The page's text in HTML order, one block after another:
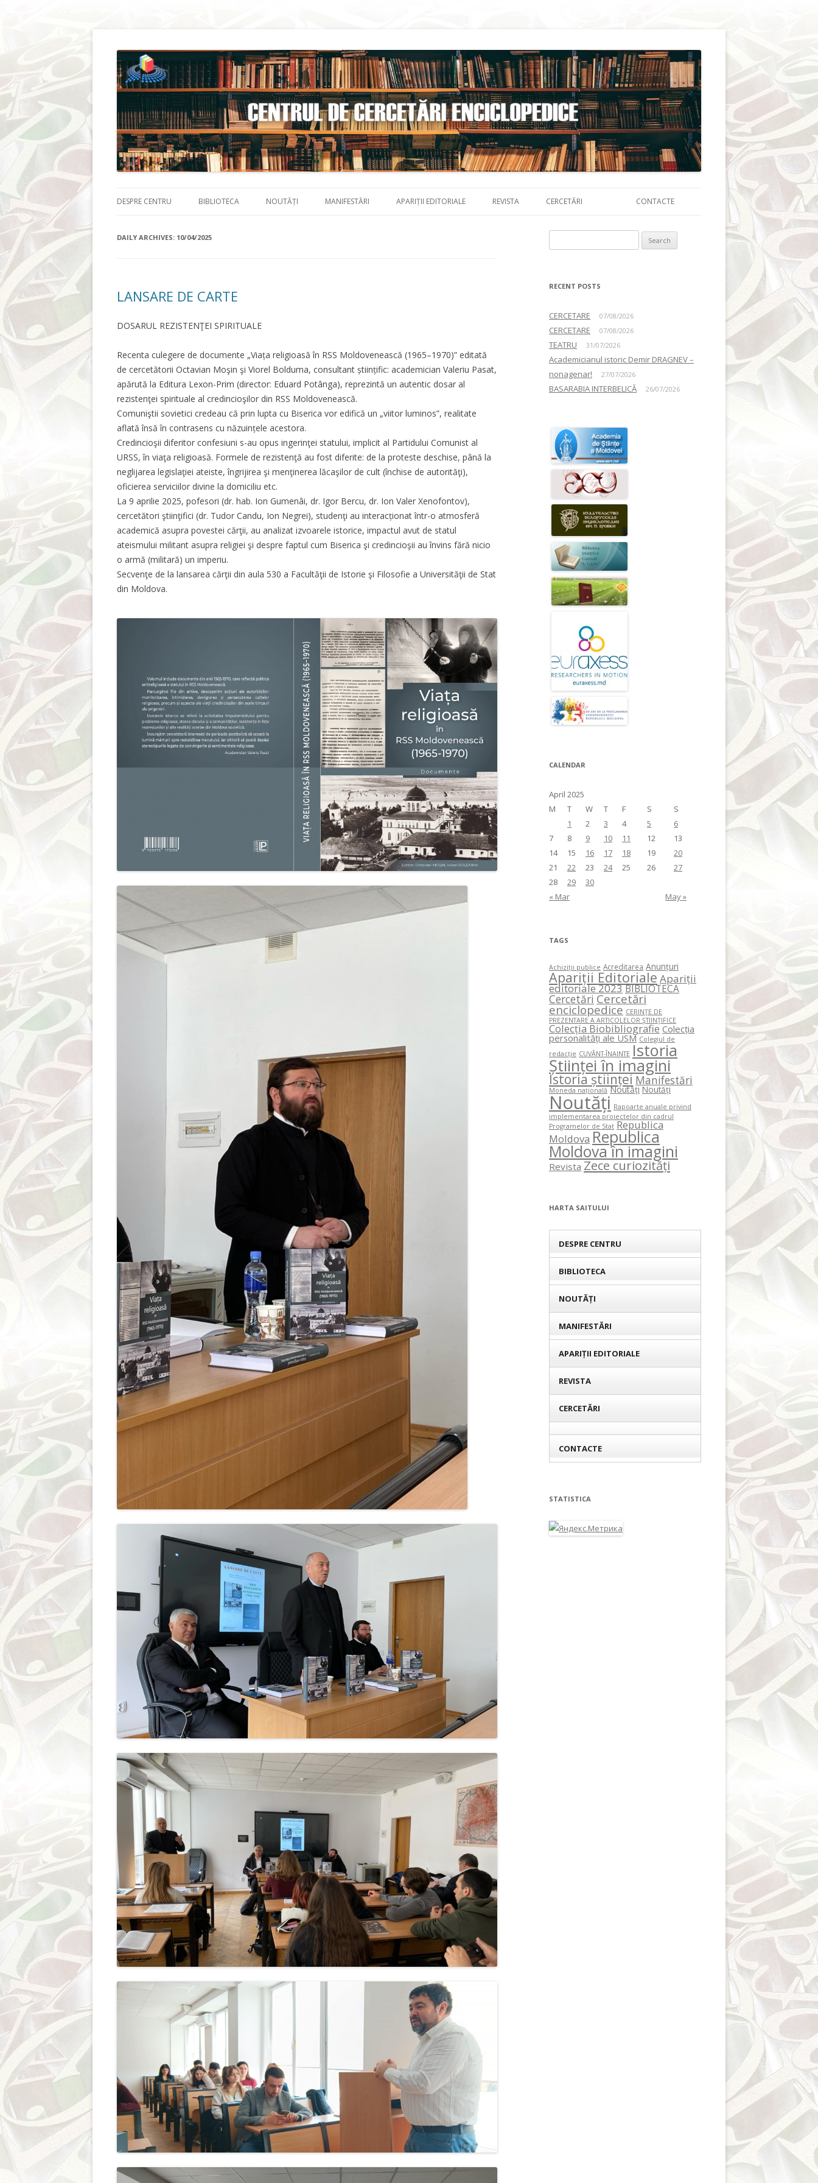
DESPRE CENTRU BIBLIOTECA NOUTĂȚI MANIFESTĂRI APARIȚII EDITORIALE REVISTA CERCETĂRI CONTACTE
DAILY ARCHIVES: 10/04/2025
LANSARE DE CARTE
DOSARUL REZISTENŢEI SPIRITUALE
Recenta culegere de documente „Viața religioasă în RSS Moldovenească (1965–1970)” editată
de cercetătorii Octavian Moşin şi Viorel Bolduma, consultant științific: academician Valeriu Pasat,
apărută la Editura Lexon-Prim (director: Eduard Potânga), reprezintă un autentic dosar al
rezistenţei spirituale al credincioşilor din RSS Moldovenească.
Comuniştii sovietici credeau că prin lupta cu Biserica vor edifică un „viitor luminos”, realitate
aflată însă în contrasens cu năzuințele acestora.
Credincioşii diferitor confesiuni s-au opus ingerinţei statului, implicit al Partidului Comunist al
URSS, în viaţa religioasă. Formele de rezistenţă au fost diferite: de la proteste deschise, până la
neglijarea legislaţiei ateiste, îngrijirea şi menţinerea lăcaşilor de cult (închise de autorităţi),
oficierea serviciilor divine la domiciliu etc.
La 9 aprilie 2025, pofesori (dr. hab. Ion Gumenâi, dr. Igor Bercu, dr. Ion Valer Xenofontov),
cercetători ştiinţifici (dr. Tudor Candu, Ion Negrei), studenţi au interacționat într-o atmosferă
academică asupra povestei cărţii, au analizat izvoarele istorice, impactul avut de statul
ateismului militant asupra religiei şi despre faptul cum Biserica şi credincioşii au învins fără nicio
o armă (militară) un imperiu.
Secvenţe de la lansarea cărţii din aula 530 a Facultăţii de Istorie şi Filosofie a Universităţii de Stat
din Moldova.
RECENT POSTS
CERCETARE 07/08/2026
CERCETARE 07/08/2026
TEATRU 31/07/2026
Academicianul istoric Demir DRAGNEV –
nonagenar!
27/07/2026
BASARABIA INTERBELICĂ 26/07/2026
CALENDAR
April 2025
M
T W T F S S
« Mar May »
1 2 3 4 5
6
7
8 9 10 11 12
13
14
15 16 17 18 19
20
21
22 23 24 25 26
27
28
29 30
TAGS
Achiziții publice Acreditarea Anunțuri
Apariții Editoriale Apariții
editoriale 2023BIBLIOTECA
Cercetări Cercetări
enciclopedice CERINŢE DE
PREZENTARE A ARTICOLELOR ŞTIINŢIFICE
Colecția Biobibliografie Colecția
personalități ale USM Colegiul de
redacție CUVÂNT-ÎNAINTE Istoria
Științei în imagini
Istoria științei Manifestări
Moneda națională Noutăți Noutăți
Noutăți Rapoarte anuale privind
implementarea proiectelor din cadrul
Programelor de Stat Republica
Moldova Republica
Moldova în imagini
Revista Zece curiozități
HARTA SAITULUI
DESPRE CENTRU
BIBLIOTECA
NOUTĂȚI
MANIFESTĂRI
APARIȚII EDITORIALE
REVISTA
CERCETĂRI
CONTACTE
STATISTICA